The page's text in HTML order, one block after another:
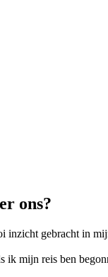
ons?
inzicht gebracht in
ik mijn reis ben